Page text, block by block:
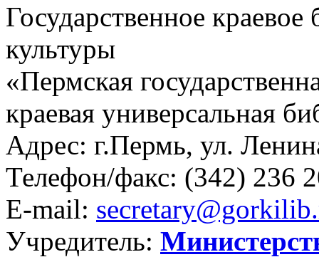
Государственное
культуры
«Пермская
краевая универсальная
Адрес: г.Пермь, ул.
Телефон/факс: (342) 236
E-mail:
Учредитель: